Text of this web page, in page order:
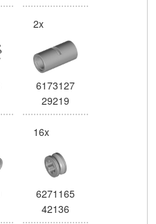
2x
6173127
29219
16x
6271165
42136